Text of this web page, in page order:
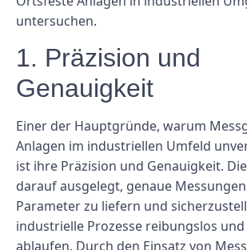
untersuchen.
1. Präzision und
Genauigkeit
Einer der Hauptgründe, warum
Anlagen im industriellen Umfeld
ist ihre Präzision und Genauigkeit.
darauf ausgelegt, genaue
Parameter zu liefern und
industrielle Prozesse reibungslos
ablaufen. Durch den Einsatz von